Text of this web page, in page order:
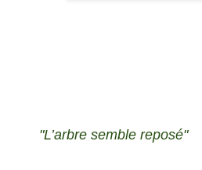
"L’arbre semble reposé"